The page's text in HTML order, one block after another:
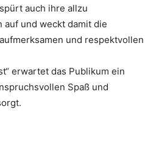
auch ihre allzu
auf und weckt damit die
und respektvollen
erwartet das Publikum ein
Spaß und